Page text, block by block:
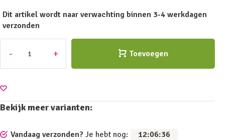
Dit artikel wordt naar verwachting binnen 3-4 werkdagen
verzonden
- + Toevoegen
Bekijk meer varianten:
Vandaag verzonden? Je hebt nog: 12:06:36